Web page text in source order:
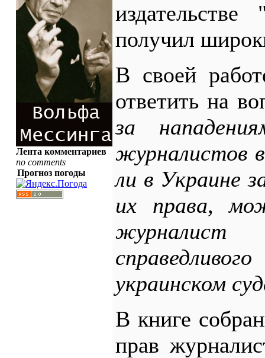
Лента комментариев
no comments
Прогноз погоды
получил
В своей
ответить на
за
журналистов
ли в Украине
их права,
украинском
В книге
прав